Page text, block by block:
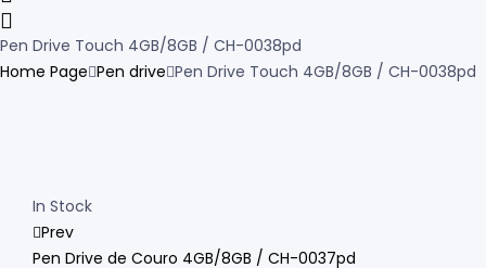
Pen Drive Touch 4GB/8GB / CH-0038pd
Home Page Pen drive Pen Drive Touch 4GB/8GB / CH-0038pd
Availability:
In Stock
Prev
Pen Drive de Couro 4GB/8GB / CH-0037pd